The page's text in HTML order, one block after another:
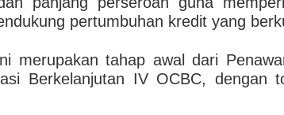
pertumbuhan kredit yang
merupakan tahap awal dari
Berkelanjutan IV OCBC, dengan